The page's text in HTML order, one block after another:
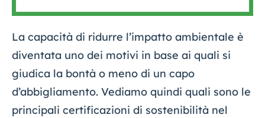
La capacità di ridurre l’impatto ambientale è
diventata uno dei motivi in base ai quali si
giudica la bontà o meno di un capo
d’abbigliamento. Vediamo quindi quali sono le
principali certificazioni di sostenibilità nel